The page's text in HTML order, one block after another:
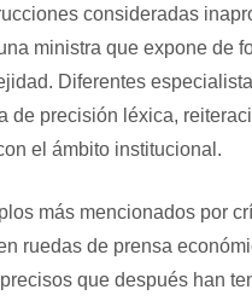
consideradas
ministra que expone de
Diferentes
de precisión léxica,
el ámbito institucional.
más mencionados por
ruedas de prensa
que después han